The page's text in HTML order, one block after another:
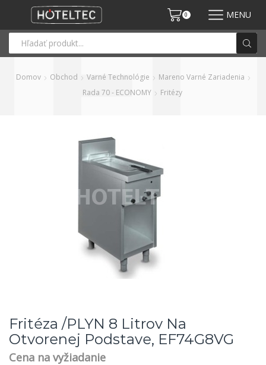
0 MENU
Domov Obchod Varné Technológie
Mareno Varné Zariadenia
Rada 70 - ECONOMY
Fritézy
Fritéza /PLYN 8 Litrov Na
Otvorenej Podstave, EF74G8VG
Cena na vyžiadanie